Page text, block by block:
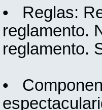
• Reglas:
reglamento.
reglamento.
•